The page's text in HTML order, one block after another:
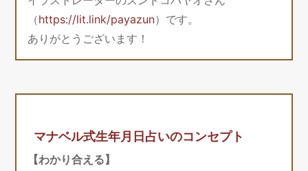
（https://lit.link/payazun）です。
ありがとうございます！
マナベル式生年月日占いのコンセプト
【わかり合える】